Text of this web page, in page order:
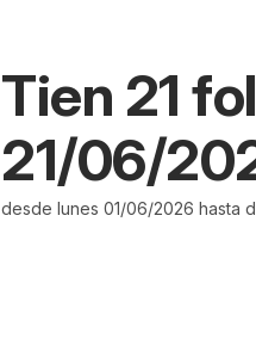
Tien 21
21/06/
desde lunes 01/06/2026 hasta